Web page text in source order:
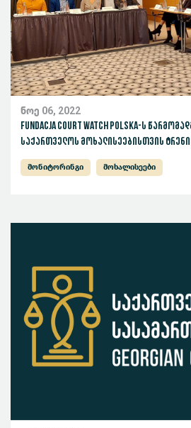
ნოე 06, 2022
Fundacja Court Watch Polska-ს
საქართველოს მოხალისეებისთვის
მონიტორინგი მოხალისეები